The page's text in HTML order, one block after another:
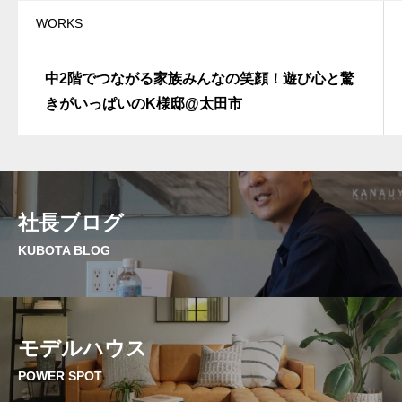
WORKS
中2階でつながる家族みんなの笑顔！遊び心と驚
きがいっぱいのK様邸@太田市
社長ブログ
KUBOTA BLOG
モデルハウス
POWER SPOT